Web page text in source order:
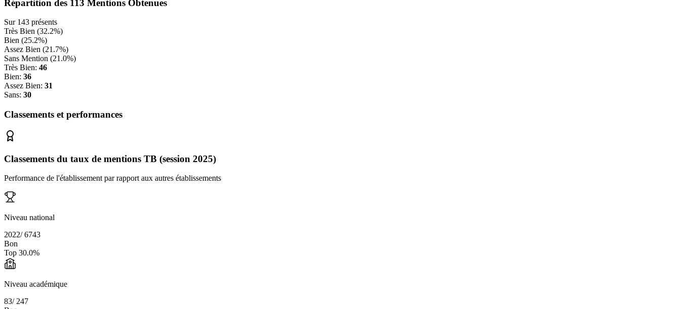
Répartition des 113 Mentions Obtenues
Sur 143 présents
Très Bien (32.2%)
Bien (25.2%)
Assez Bien (21.7%)
Sans Mention (21.0%)
Très Bien: 46
Bien: 36
Assez Bien: 31
Sans: 30
Classements et performances
Classements du taux de mentions TB (session 2025)
Performance de l'établissement par rapport aux autres établissements
Niveau national
2022/6743
Bon
Top 30.0%
Niveau académique
83/ 247